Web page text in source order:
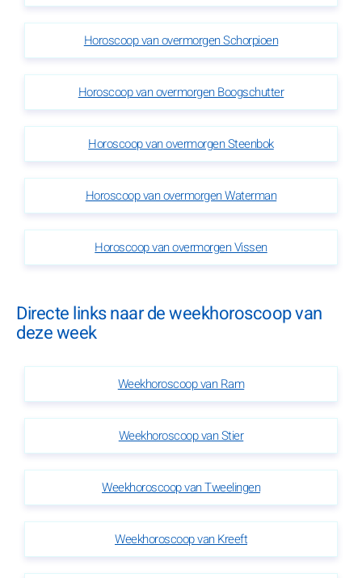
Horoscoop van overmorgen Schorpioen
Horoscoop van overmorgen Boogschutter
Horoscoop van overmorgen Steenbok
Horoscoop van overmorgen Waterman
Horoscoop van overmorgen Vissen
Directe links naar de weekhoroscoop van
deze week
Weekhoroscoop van Ram
Weekhoroscoop van Stier
Weekhoroscoop van Tweelingen
Weekhoroscoop van Kreeft